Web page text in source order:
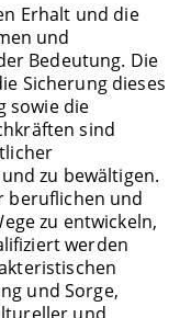
Erhalt und die
und
Bedeutung. Die
Sicherung dieses
sowie die
sind
zu bewältigen.
beruflichen und
zu entwickeln,
werden
und Sorge,